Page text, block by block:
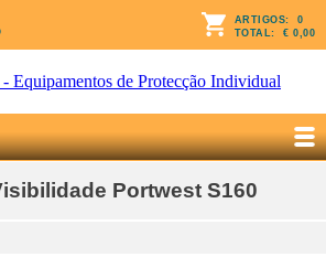
ARTIGOS: 0
TOTAL: € 0,00
Portwest S160